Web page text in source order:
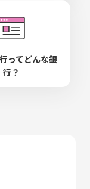
ってどんな銀
行？